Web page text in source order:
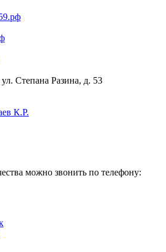
Степана Разина, д. 53
К.Р.
можно звонить по телефону: